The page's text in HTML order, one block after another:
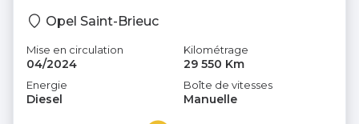
Opel Saint-Brieuc
Mise en circulation
04/2024
Kilométrage
29 550 Km
Energie
Diesel
Boîte de vitesses
Manuelle